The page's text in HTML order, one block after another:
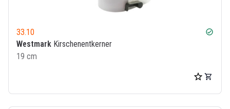
33.10 check_circle
Westmark Kirschenentkerner
19 cm